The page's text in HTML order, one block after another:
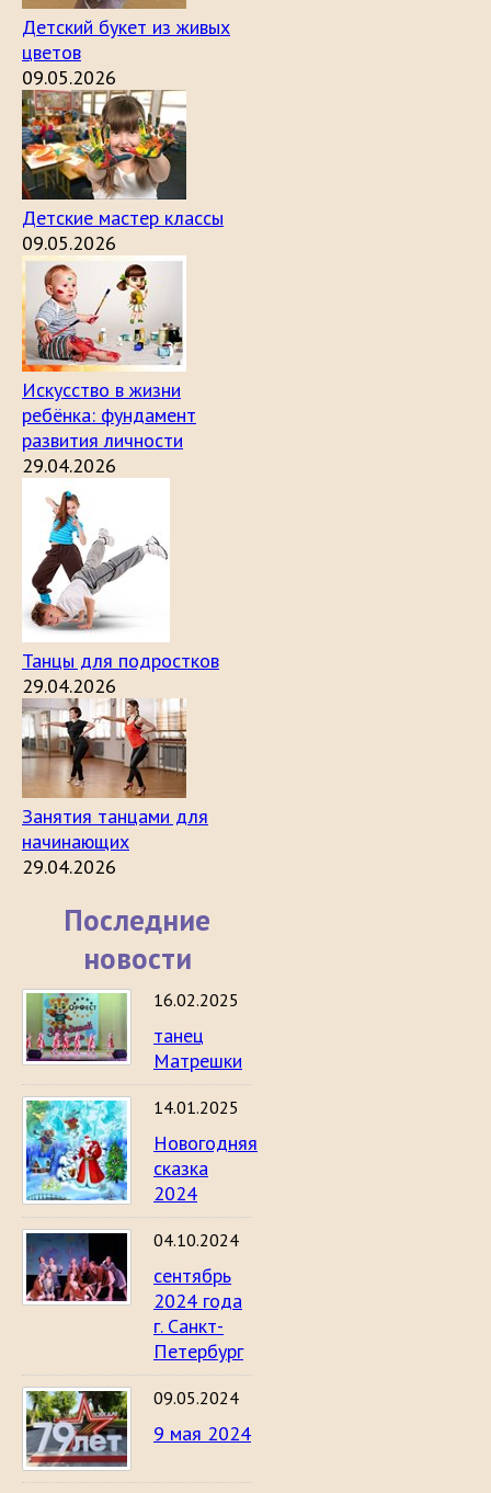
Детский букет из живых
цветов
09.05.2026
Детские мастер классы
09.05.2026
Искусство в жизни
ребёнка: фундамент
развития личности
29.04.2026
Танцы для подростков
29.04.2026
Занятия танцами для
начинающих
29.04.2026
Последние
новости
16.02.2025
танец
Матрешки
14.01.2025
Новогодняя
сказка
2024
04.10.2024
сентябрь
2024 года
г. Санкт-
Петербург
09.05.2024
9 мая 2024